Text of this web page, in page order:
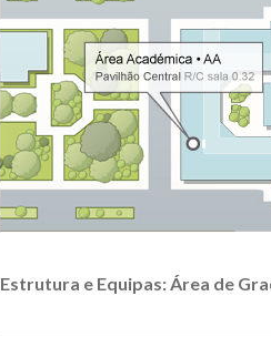
Estrutura e Equipas: Área de